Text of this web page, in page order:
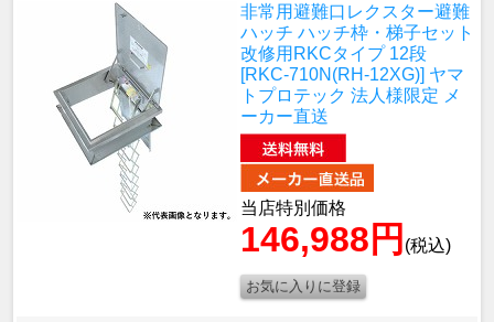
非常用避難口レクスター避難
ハッチ ハッチ枠・梯子セット
改修用RKCタイプ 12段
[RKC-710N(RH-12XG)] ヤマ
トプロテック 法人様限定 メ
ーカー直送
当店特別価格
146,988円 (税込)